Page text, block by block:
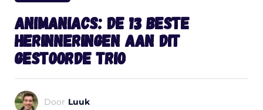
Animaniacs: de 13 beste
herinneringen aan dit
gestoorde trio
Door Luuk